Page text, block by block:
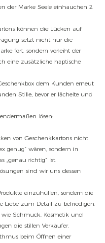
können die Lücken auf
setzt nicht nur die
fort, sondern verleiht der
eine zusätzliche haptische
dem Kunden erneut
Stille, bevor er lächelte und
lösen:
von Geschenkkartons nicht
genug“ wären, sondern in
„genau richtig“ ist.
sind wir uns dessen
einzuhüllen, sondern die
Liebe zum Detail zu befriedigen.
Schmuck, Kosmetik und
die stillen Verkäufer.
beim Öffnen einer